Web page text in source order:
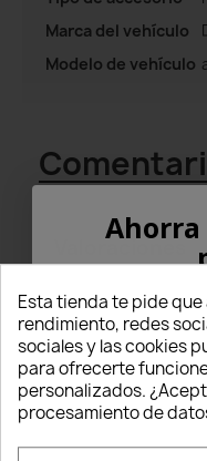
Marca del vehículo
Modelo de vehículo
5
starstarstarstarstar
(5 Comentarios)
Seleccionar filtro
starstarstarstarstar
Esta tienda te pide
rendimiento, redes
sociales y las cookies
para ofrecerte
personalizados.
procesamiento de
Introduce tu
para recibir un
Nome